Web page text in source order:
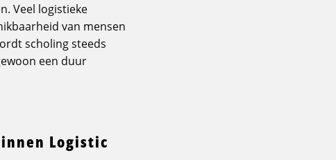
Veel logistieke
van mensen
scholing steeds
een duur
Logistic